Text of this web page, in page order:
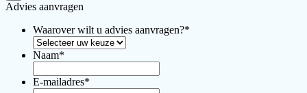
Advies aanvragen
Waarover wilt u advies aanvragen?*
Naam*
E-mailadres*